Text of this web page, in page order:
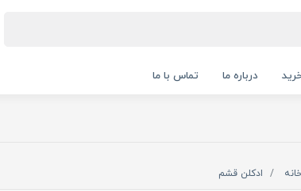
درباره ما تماس با ما
ادکلن قشم